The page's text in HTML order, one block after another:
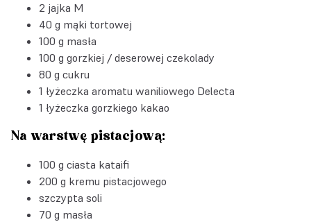
2 jajka M
40 g mąki tortowej
100 g masła
100 g gorzkiej / deserowej czekolady
80 g cukru
1 łyżeczka aromatu waniliowego Delecta
1 łyżeczka gorzkiego kakao
Na warstwę pistacjową:
100 g ciasta kataifi
200 g kremu pistacjowego
szczypta soli
70 g masła